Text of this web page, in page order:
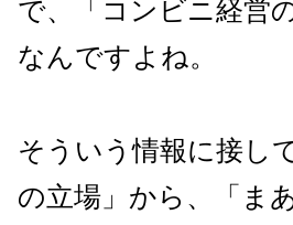
で、「コンビニ経営
なんですよね。
そういう情報に接し
の立場」から、「ま